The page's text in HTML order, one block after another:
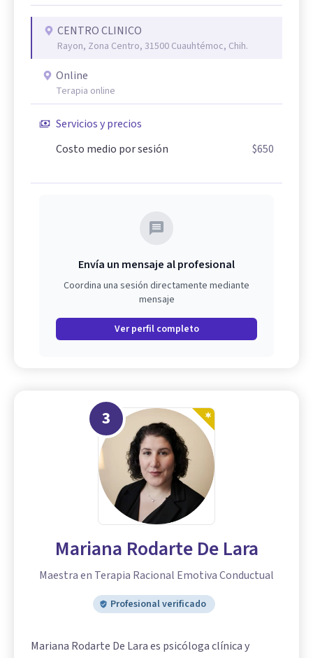
CENTRO CLINICO
Rayon, Zona Centro, 31500 Cuauhtémoc, Chih.
Online
Terapia online
Servicios y precios
Costo medio por sesión
$650
Envía un mensaje al profesional
Coordina una sesión directamente mediante
mensaje
Ver perfil completo
3
Mariana Rodarte De Lara
Maestra en Terapia Racional Emotiva Conductual
Profesional verificado
Mariana Rodarte De Lara es psicóloga clínica y